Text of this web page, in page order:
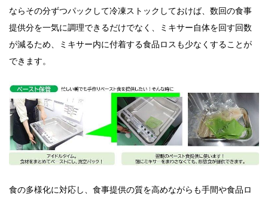
ならその分ずつパックして冷凍ストックしておけば、数回の食事
提供分を一気に調理できるだけでなく、ミキサー自体を回す回数
が減るため、ミキサー内に付着する食品ロスも少なくすることが
できます。
食の多様化に対応し、食事提供の質を高めながらも手間や食品ロ